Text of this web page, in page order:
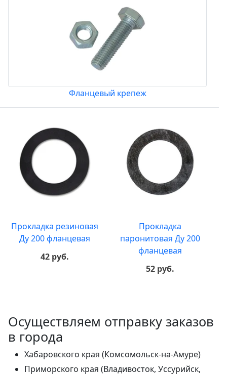
Фланцевый крепеж
Прокладка резиновая
Ду 200 фланцевая
42 руб.
Прокладка
паронитовая Ду 200
фланцевая
52 руб.
Осуществляем отправку заказов
в города
Хабаровского края (Комсомольск-на-Амуре)
Приморского края (Владивосток, Уссурийск,